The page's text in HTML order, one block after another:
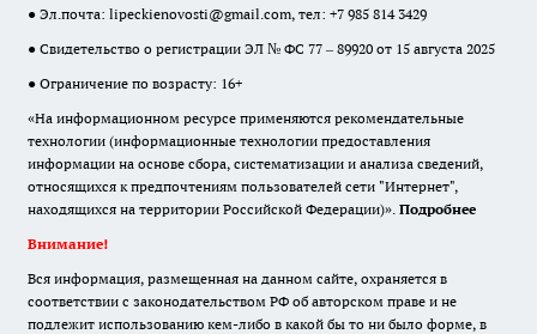
● Эл.почта: lipeckienovosti@gmail.com, тел: +7 985 814 3429
● Свидетельство о регистрации ЭЛ № ФС 77 – 89920 от 15 августа 2025
● Ограничение по возрасту: 16+
«На информационном ресурсе применяются рекомендательные
технологии (информационные технологии предоставления
информации на основе сбора, систематизации и анализа сведений,
относящихся к предпочтениям пользователей сети "Интернет",
находящихся на территории Российской Федерации)». Подробнее
Внимание!
Вся информация, размещенная на данном сайте, охраняется в
соответствии с законодательством РФ об авторском праве и не
подлежит использованию кем-либо в какой бы то ни было форме, в